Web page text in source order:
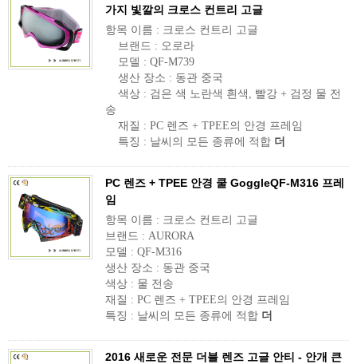
가지 빛깔의 크로스 컨트리 고글
항목 이름 : 크로스 컨트리 고글
브랜드 : 오로라
모델 : QF-M739
생산 장소 : 동관 중국
색상 : 검은 색 노란색 흰색, 빨강 + 검정 물 전
송
재질 : PC 렌즈 + TPEE의 안경 프레임
특징 : 날씨의 모든 종류에 적합 더
PC 렌즈 + TPEE 안경 쿨 GoggleQF-M316 프레
임
항목 이름 : 크로스 컨트리 고글
브랜드 : AURORA
모델 : QF-M316
생산 장소 : 동관 중국
색상 : 물 전송
재질 : PC 렌즈 + TPEE의 안경 프레임
특징 : 날씨의 모든 종류에 적합 더
2016 새로운 전문 더블 렌즈 고글 안티 - 안개 큰